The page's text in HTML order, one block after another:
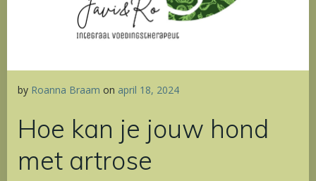
by Roanna Braam on april 18, 2024
Hoe kan je jouw hond
met artrose